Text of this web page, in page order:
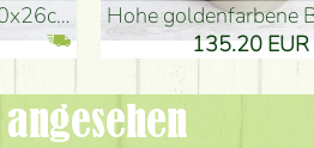
hohe goldenfarbene
135.20 EUR